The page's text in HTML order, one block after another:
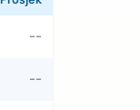
--
--